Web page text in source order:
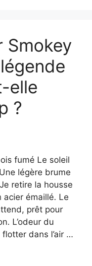
Smokey
elle
?
fumé Le soleil
légère brume
retire la housse
acier émaillé. Le
prêt pour
L’odeur du
dans l’air …